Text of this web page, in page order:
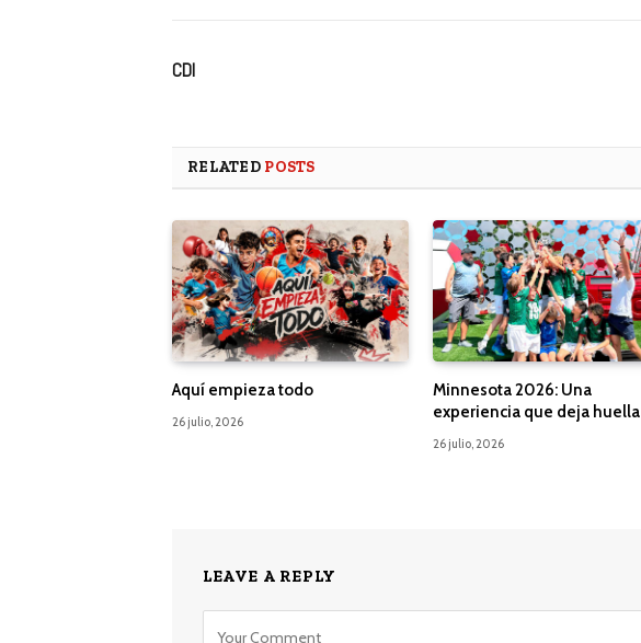
CDI
RELATED POSTS
Aquí empieza todo
26 julio, 2026
Minnesota 2026: Una
experiencia que deja huella
26 julio, 2026
LEAVE A REPLY